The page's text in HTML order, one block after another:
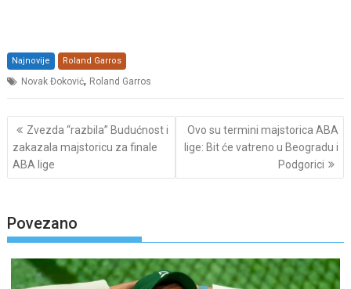
Najnovije Roland Garros
Novak Đoković, Roland Garros
Post
navigation
Zvezda “razbila” Budućnost i
zakazala majstoricu za finale
ABA lige
Ovo su termini majstorica ABA
lige: Bit će vatreno u Beogradu i
Podgorici
Povezano